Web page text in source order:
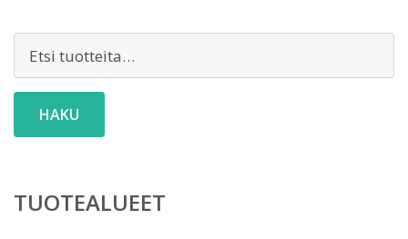
HAKU
TUOTEALUEET